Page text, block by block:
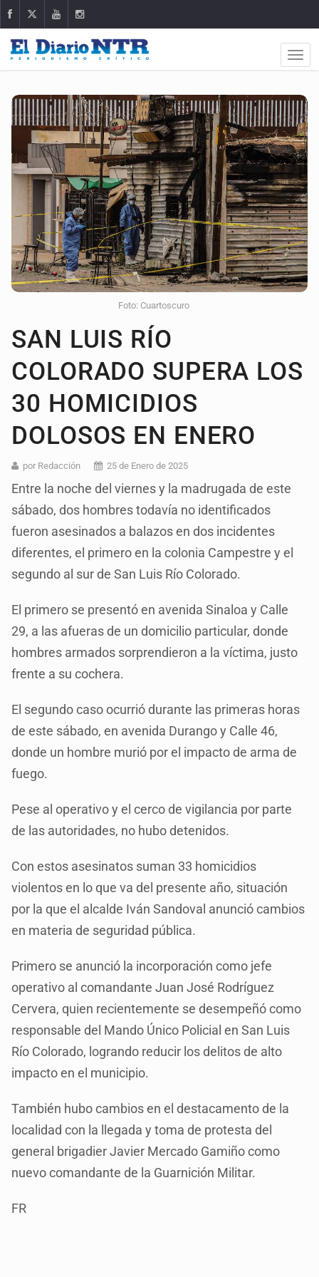
Foto: Cuartoscuro
SAN LUIS RÍO
COLORADO SUPERA LOS
30 HOMICIDIOS
DOLOSOS EN ENERO
por Redacción 25 de Enero de 2025
Entre la noche del viernes y la madrugada de este
sábado, dos hombres todavía no identificados
fueron asesinados a balazos en dos incidentes
diferentes, el primero en la colonia Campestre y el
segundo al sur de San Luis Río Colorado.
El primero se presentó en avenida Sinaloa y Calle
29, a las afueras de un domicilio particular, donde
hombres armados sorprendieron a la víctima, justo
frente a su cochera.
El segundo caso ocurrió durante las primeras horas
de este sábado, en avenida Durango y Calle 46,
donde un hombre murió por el impacto de arma de
fuego.
Pese al operativo y el cerco de vigilancia por parte
de las autoridades, no hubo detenidos.
Con estos asesinatos suman 33 homicidios
violentos en lo que va del presente año, situación
por la que el alcalde Iván Sandoval anunció cambios
en materia de seguridad pública.
Primero se anunció la incorporación como jefe
operativo al comandante Juan José Rodríguez
Cervera, quien recientemente se desempeñó como
responsable del Mando Único Policial en San Luis
Río Colorado, logrando reducir los delitos de alto
impacto en el municipio.
También hubo cambios en el destacamento de la
localidad con la llegada y toma de protesta del
general brigadier Javier Mercado Gamiño como
nuevo comandante de la Guarnición Militar.
FR